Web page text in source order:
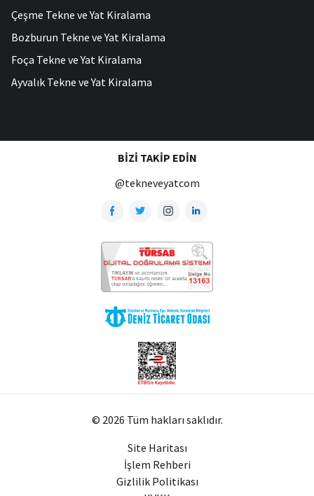
Çeşme Tekne ve Yat Kiralama
Bozburun Tekne ve Yat Kiralama
Foça Tekne ve Yat Kiralama
Ayvalık Tekne ve Yat Kiralama
BIZI TAKIP EDIN
@tekneveyatcom
© 2026 Tüm hakları saklıdır.
Site Haritası
İşlem Rehberi
Gizlilik Politikası